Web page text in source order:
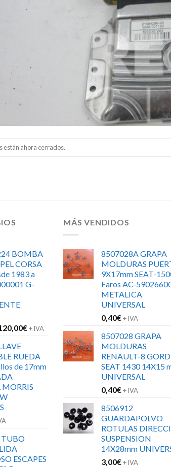
están ahora cerrados.
BOMBA
CORSA
1983 a
G-
€El
es:
120,00€.
+ IVA
RUEDA
de 17mm
MORRIS
ESCAPES
MÁS VENDIDOS
8507028A GRAPA
MOLDURAS
9X17mm SEAT-
Faros AC-
METALICA
UNIVERSAL
0,40€+ IVA
8507028 GRAPA
MOLDURAS
RENAULT-8
SEAT 1430 14X15
UNIVERSAL
0,40€+ IVA
8506912
GUARDAPOLVO
ROTULAS
SUSPENSION
14X28mm
3,00€+ IVA